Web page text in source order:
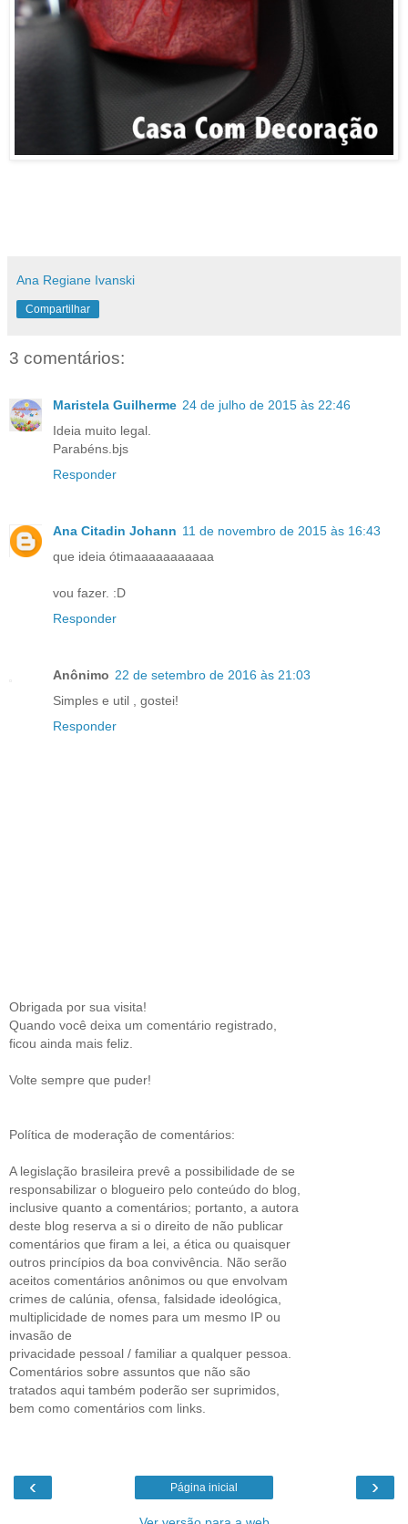
Ana Regiane Ivanski
Compartilhar
3 comentários:
Maristela Guilherme 24 de julho de 2015 às 22:46
Ideia muito legal.
Parabéns.bjs
Responder
Ana Citadin Johann 11 de novembro de 2015 às 16:43
que ideia ótimaaaaaaaaaaa
vou fazer. :D
Responder
Anônimo 22 de setembro de 2016 às 21:03
Simples e util , gostei!
Responder
Obrigada por sua visita!
Quando você deixa um comentário registrado,
ficou ainda mais feliz.
Volte sempre que puder!
Política de moderação de comentários:
A legislação brasileira prevê a possibilidade de se
responsabilizar o blogueiro pelo conteúdo do blog,
inclusive quanto a comentários; portanto, a autora
deste blog reserva a si o direito de não publicar
comentários que firam a lei, a ética ou quaisquer
outros princípios da boa convivência. Não serão
aceitos comentários anônimos ou que envolvam
crimes de calúnia, ofensa, falsidade ideológica,
multiplicidade de nomes para um mesmo IP ou
invasão de
privacidade pessoal / familiar a qualquer pessoa.
Comentários sobre assuntos que não são
tratados aqui também poderão ser suprimidos,
bem como comentários com links.
‹ ›
Página inicial